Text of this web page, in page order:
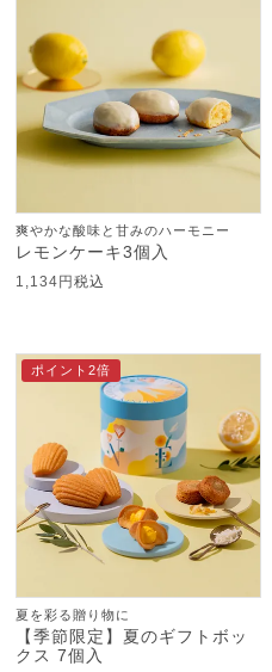
爽やかな酸味と甘みのハーモニー
レモンケーキ3個入
1,134 税込
ポイント2倍
夏を彩る贈り物に
【季節限定】夏のギフトボッ
クス 7個入